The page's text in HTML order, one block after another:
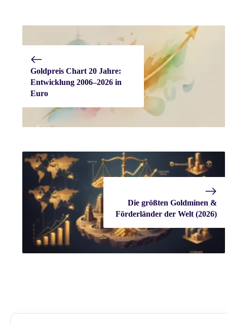
Goldpreis Chart 20 Jahre:
Entwicklung 2006–2026 in
Euro
Die größten Goldminen &
Förderländer der Welt (2026)